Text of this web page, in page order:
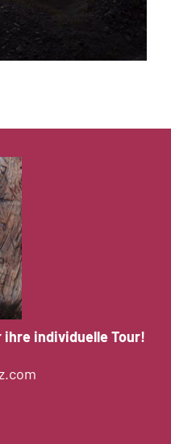
individuelle Tour!